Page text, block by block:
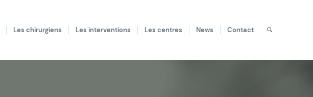
Les chirurgiens Les interventions Les centres News Contact